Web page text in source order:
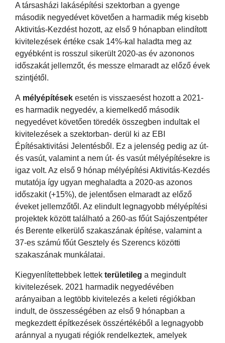
A társasházi lakásépítési szektorban a gyenge
második negyedévet követően a harmadik még kisebb
Aktivitás-Kezdést hozott, az első 9 hónapban elindított
kivitelezések értéke csak 14%-kal haladta meg az
egyébként is rosszul sikerült 2020-as év azononos
időszakát jellemzőt, és messze elmaradt az előző évek
szintjétől.
A mélyépítések esetén is visszaesést hozott a 2021-
es harmadik negyedév, a kiemelkedő második
negyedévet követően töredék összegben indultak el
kivitelezések a szektorban- derül ki az EBI
Építésaktivitási Jelentésből. Ez a jelenség pedig az út-
és vasút, valamint a nem út- és vasút mélyépítésekre is
igaz volt. Az első 9 hónap mélyépítési Aktivitás-Kezdés
mutatója így ugyan meghaladta a 2020-as azonos
időszakit (+15%), de jelentősen elmaradt az előző
éveket jellemzőtől. Az elindult legnagyobb mélyépítési
projektek között található a 260-as főút Sajószentpéter
és Berente elkerülő szakaszának építése, valamint a
37-es számú főút Gesztely és Szerencs közötti
szakaszának munkálatai.
Kiegyenlítettebbek lettek területileg a megindult
kivitelezések. 2021 harmadik negyedévében
arányaiban a legtöbb kivitelezés a keleti régiókban
indult, de összességében az első 9 hónapban a
megkezdett építkezések összértékéből a legnagyobb
aránnyal a nyugati régiók rendelkeztek, amelyek